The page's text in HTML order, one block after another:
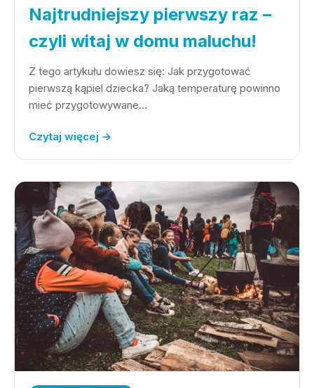
Najtrudniejszy pierwszy raz –
czyli witaj w domu maluchu!
Z tego artykułu dowiesz się: Jak przygotować
pierwszą kąpiel dziecka? Jaką temperaturę powinno
mieć przygotowywane…
Czytaj więcej →